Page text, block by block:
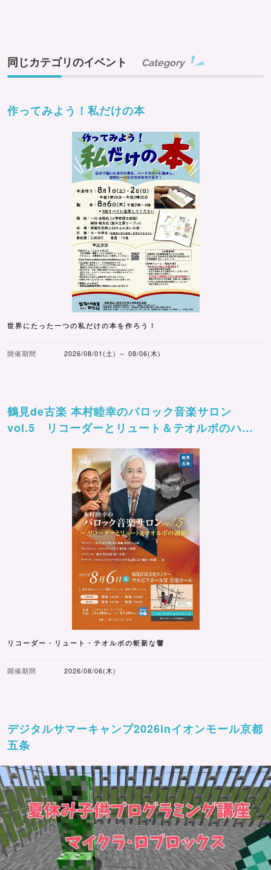
同じカテゴリのイベント Category
作ってみよう！私だけの本
世界にたった一つの私だけの本を作ろう！
開催期間 2026/08/01(土) ～ 08/06(木)
鶴見de古楽 本村睦幸のバロック音楽サロン
vol.5 リコーダーとリュート＆テオルボのハー
リコーダー・リュート・テオルボの斬新な響
開催期間 2026/08/06(木)
デジタルサマーキャンプ2026inイオンモール京都
五条